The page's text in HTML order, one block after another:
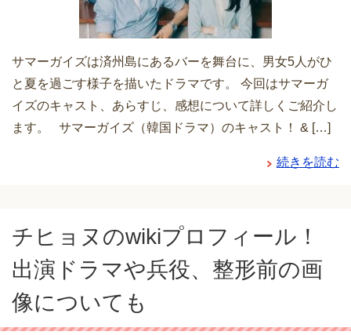
サマーガイズは済州島にあるバーを舞台に、男女5人がひ
と夏を過ごす様子を描いたドラマです。 今回はサマーガ
イズのキャスト、あらすじ、感想について詳しくご紹介し
ます。 サマーガイズ（韓国ドラマ）のキャスト！ & […]
続きを読む
チヒョヌのwikiプロフィール！
出演ドラマや兵役、整形前の画
像についても